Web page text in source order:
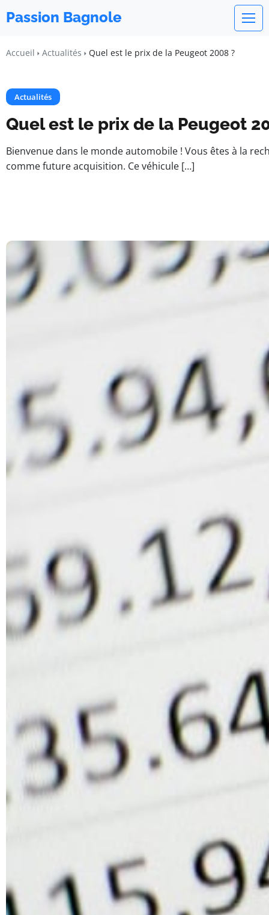
Passion Bagnole
Accueil Actualités Quel est le prix de la Peugeot 2008 ?
Actualités
Quel est le prix de la Peugeot
Bienvenue dans le monde automobile ! Vous êtes à la
comme future acquisition. Ce véhicule […]